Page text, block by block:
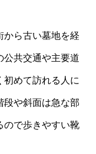
から古い墓地を経
公共交通や主要道
初めて訪れる人に
段や斜面は急な部
ので歩きやすい靴